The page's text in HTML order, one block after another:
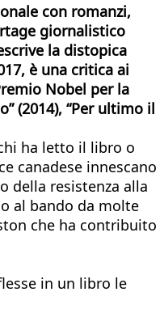
con romanzi,
giornalistico
la distopica
è una critica ai
Nobel per la
(2014), “Per ultimo il
ha letto il libro o
canadese innescano
della resistenza alla
al bando da molte
che ha contribuito
in un libro le